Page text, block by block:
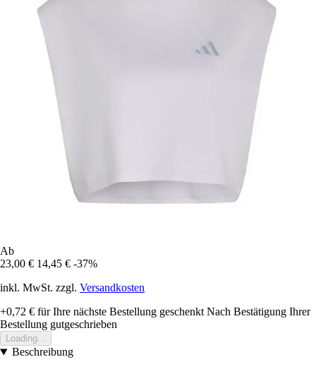
Ab
23,00 € 14,45 € -37%
inkl. MwSt. zzgl. Versandkosten
+0,72 € für Ihre nächste Bestellung geschenkt Nach Bestätigung Ihrer
Bestellung gutgeschrieben
Loading...
Beschreibung